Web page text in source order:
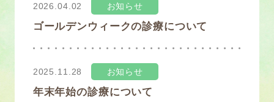
2026.04.02 お知らせ
ゴールデンウィークの診療について
2025.11.28 お知らせ
年末年始の診療について